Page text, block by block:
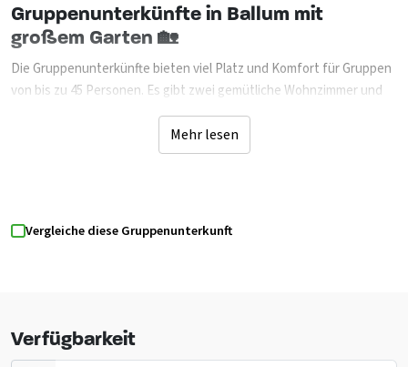
Gruppenunterkünfte in Ballum mit
großem Garten 🏡
Die Gruppenunterkünfte bieten viel Platz und Komfort für Gruppen
von bis zu 45 Personen. Es gibt zwei gemütliche Wohnzimmer und
eine voll ausgestattete Küche, in der man zusammen kochen kann.
Bevorzugst du Bequemlichkeit? Auch eine Mahlzeitenlieferung ist
möglich. Im Erdgeschoss befinden sich 6 Schlafzimmer, Duschen
mit gemeinsamen sanitären Einrichtungen. Alle Zimmer verfügen
über ein eigenes Waschbecken, und sowohl Einzelbetten als auch
Spielplatzgeräte sorgen für zusätzliche Unterhaltung. Mit nur 2500
Metern Entfernung findet man den breiten Strand, an dem Jung
Mehr lesen
Vergleiche diese Gruppenunterkunft
Verfügbarkeit